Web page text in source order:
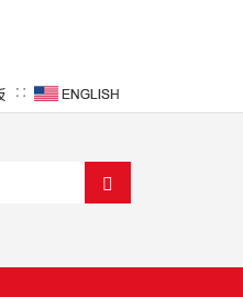
∷